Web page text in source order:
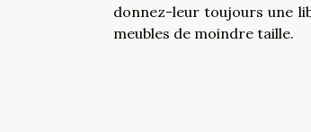
donnez-leur toujours une
meubles de moindre taille.